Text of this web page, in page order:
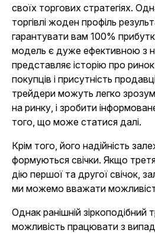
своїх торгових стратегіях.
торгівлі жоден профіль
гарантувати вам 100%
модель є дуже ефективною з
представляє історію про
покупців і присутність
трейдери можуть легко
на ринку, і зробити
того, що може статися далі.
Крім того, його надійність
формуються свічки. Якщо
дію першої та другої свічок,
ми можемо вважати
Однак ранішній
можливість працювати з